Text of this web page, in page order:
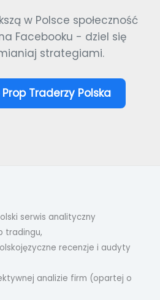
w Polsce społeczność
Facebooku - dziel się
strategiami.
Prop Traderzy Polska
serwis analityczny
tradingu,
recenzje i audyty
analizie firm (opartej o